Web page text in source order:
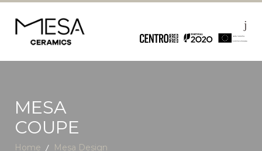
MESA
COUPE
Home Mesa Design